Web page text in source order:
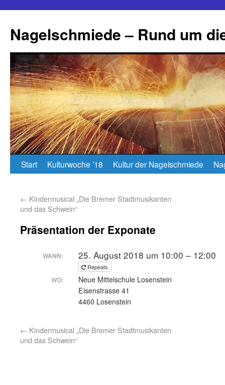
Nagelschmiede – Rund um
Start Kulturwoche ’18 Kultur der Nagelschmiede
← Kindermusical „Die Bremer Stadtmusikanten
und das Schwein“
Präsentation der Exponate
WANN: 25. August 2018 um 10:00 – 12:00
Repeats
WO:
Neue Mittelschule Losenstein
Eisenstrasse 41
4460 Losenstein
← Kindermusical „Die Bremer Stadtmusikanten
und das Schwein“